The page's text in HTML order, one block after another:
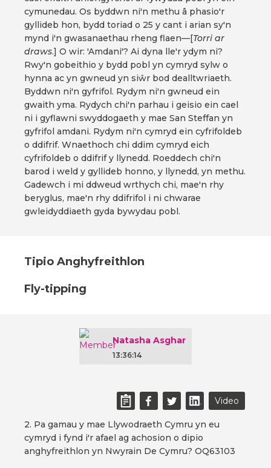
cymunedau. Os byddwn ni'n methu â phasio'r
gyllideb hon, bydd toriad o 25 y cant i arian sy'n
mynd i'n gwasanaethau rheng flaen—[Torri ar
draws.] O wir: 'Amdani'? Ai dyna lle'r ydym ni?
Rwy'n gobeithio y bydd pobl yn cymryd sylw o
hynna ac yn gwneud yn siŵr bod dealltwriaeth.
Byddwn ni'n gyfrifol. Rydym ni'n gwneud ein
gwaith yma. Rydych chi'n parhau i geisio ein cael
ni i gyflawni swyddogaeth y mae San Steffan yn
gyfrifol amdani. Rydym ni'n cymryd ein cyfrifoldeb
o ddifrif. Wnaethoch chi ddim cymryd eich
cyfrifoldeb o ddifrif y llynedd. Roeddech chi'n
barod i weld y gyllideb honno, y llynedd, yn methu.
Gadewch i mi ddweud wrthych chi, mae'n rhy
beryglus, mae'n rhy ddifrifol i ni chwarae
gwleidyddiaeth gyda bywydau pobl.
Tipio Anghyfreithlon
Fly-tipping
Natasha Asghar
13:36:14
Video
2. Pa gamau y mae Llywodraeth Cymru yn eu
cymryd i fynd i'r afael ag achosion o dipio
anghyfreithlon yn Nwyrain De Cymru? OQ63103